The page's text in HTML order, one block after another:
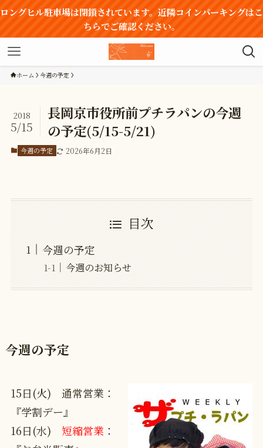
ロングヒル駐車場は閉鎖されています。近隣コインパーキングはこ
ちらでご確認ください。
ホーム 今週の予定
長岡京市役所前プチラパンの今週
の予定(5/15-5/21)
2018
5/15
今週の予定 2026年6月2日
目次
今週の予定
今週のお知らせ
今週の予定
15日(火) 通常営業：
『学割デー』
16日(水) 短縮営業 ：